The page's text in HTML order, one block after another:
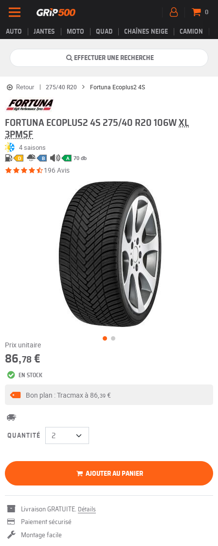
AUTO JANTES MOTO QUAD CHAÎNES NEIGE CAMION
0
EFFECTUER UNE RECHERCHE
Retour 275/40 R20 Fortuna Ecoplus2 4S
FORTUNA ECOPLUS2 4S 275/40 R20 106W XL
3PMSF
4 saisons
D B A 70 db
196 Avis
Prix unitaire
86,78 €
EN STOCK
Bon plan : Tracmax à 86,39€
QUANTITÉ
AJOUTER AU PANIER
Livraison GRATUITE. Détails
Paiement sécurisé
Montage facile